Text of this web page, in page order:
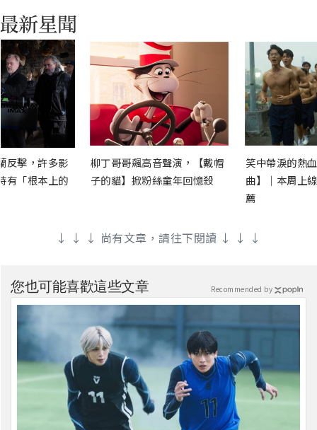
反擊，許多影
有「根本上的
柳丁哥哥飆高音聲演，【戴帽
子的貓】掀粉絲童年回憶殺
笑中帶淚的熱
曲】｜本周上
薦
↓ ↓ ↓ 尚有文章，請往下閱讀 ↓ ↓ ↓
您也可能喜歡這些文章 Recommended by